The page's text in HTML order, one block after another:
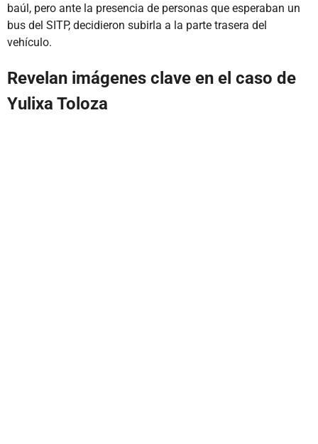
baúl, pero ante la presencia de personas que esperaban un
bus del SITP, decidieron subirla a la parte trasera del
vehículo.
Revelan imágenes clave en el caso de
Yulixa Toloza